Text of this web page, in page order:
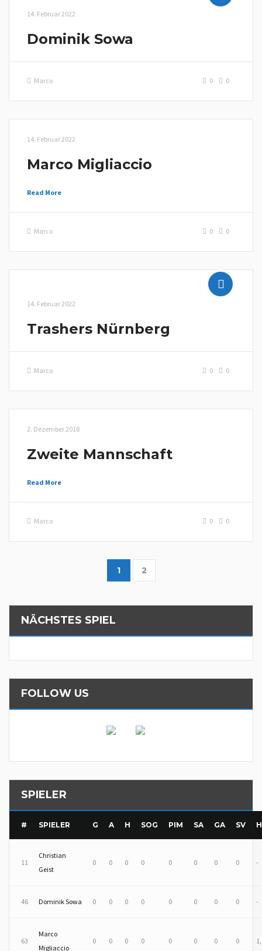
14. Februar 2022
Dominik Sowa
Marco 0
0
14. Februar 2022
Marco Migliaccio
Read More
Marco 0
0
14. Februar 2022
Trashers Nürnberg
Marco 0
0
2. Dezember 2018
Zweite Mannschaft
Read More
Marco 0
0
1 2
NÄCHSTES SPIEL
FOLLOW US
SPIELER
# SPIELER G A H SOG PIM SA GA SV
11
Christian
Geist
0 0 0 0 0 0 0 0 -
46 Dominik Sowa 0 0 0 0 0 0 0 0 -
63
Marco
Migliaccio
0 0 0 0 0 0 0 0